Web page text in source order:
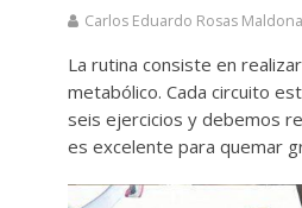
Carlos Eduardo Rosas
La rutina consiste en
metabólico. Cada circuito
seis ejercicios y debemos
es excelente para quemar